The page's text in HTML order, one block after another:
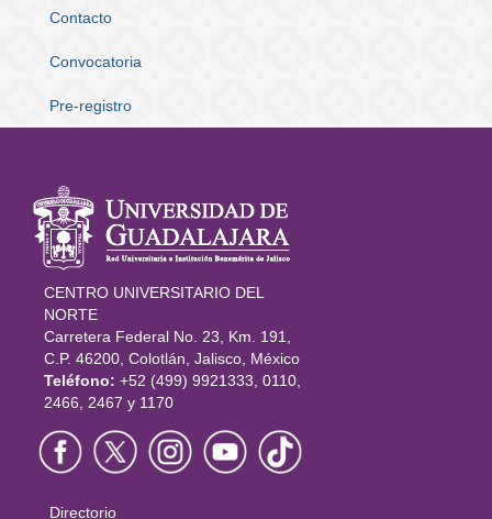
Contacto
Convocatoria
Pre-registro
Información
del portal
CENTRO UNIVERSITARIO DEL
NORTE
Carretera Federal No. 23, Km. 191,
C.P. 46200, Colotlán, Jalisco, México
Teléfono: +52 (499) 9921333, 0110,
2466, 2467 y 1170
Directorio